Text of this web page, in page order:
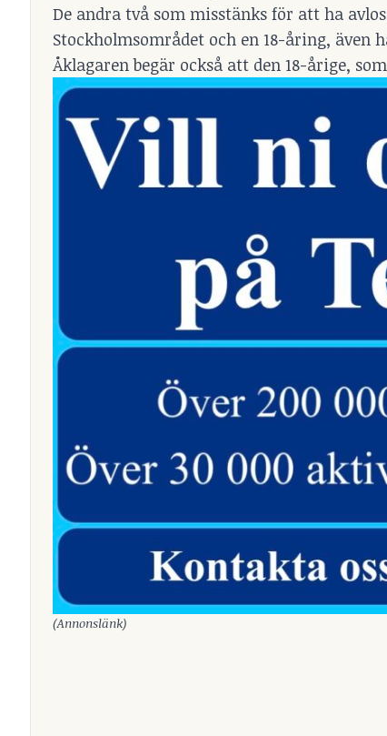
De andra två som misstänks för att ha
Stockholmsområdet och en 18-åring,
Åklagaren begär också att den 18-årige,
(Annonslänk)